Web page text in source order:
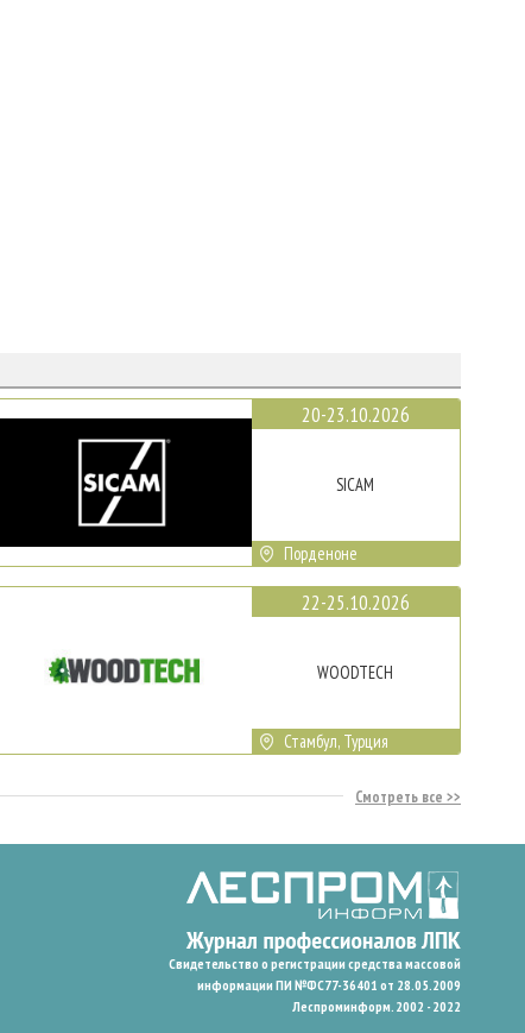
20-23.10.2026
SICAM
Порденоне
22-25.10.2026
WOODTECH
Стамбул, Турция
Смотреть все
Свидетельство о регистрации средства массовой
информации ПИ №ФС77-36401 от 28.05.2009
Леспроминформ. 2002 - 2022